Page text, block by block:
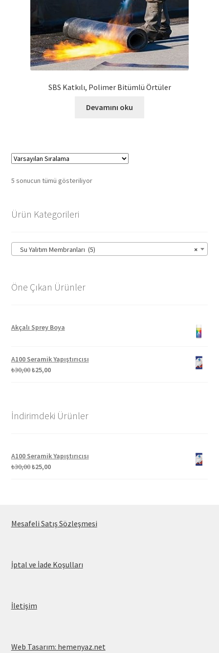
SBS Katkılı, Polimer Bitümlü Örtüler
Devamını oku
5 sonucun tümü gösteriliyor
Ürün Kategorileri
×
Su Yalıtım Membranları (5)
Öne Çıkan Ürünler
Akçalı Sprey Boya
A100 Seramik Yapıştırıcısı
₺30,00Orijinal
₺25,00Şu
İndirimdeki Ürünler
A100 Seramik Yapıştırıcısı
₺30,00Orijinal
₺25,00Şu
Mesafeli Satış Sözleşmesi
İptal ve İade Koşulları
İletişim
Web Tasarım: hemenyaz.net